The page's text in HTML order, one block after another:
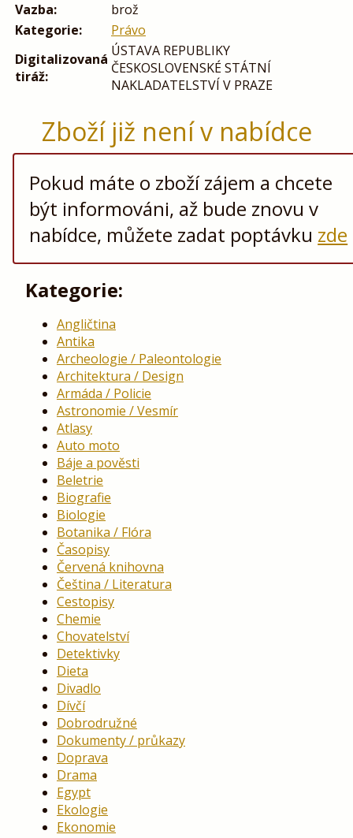
Vazba:
brož
Kategorie:
Právo
Digitalizovaná
tiráž:
ÚSTAVA REPUBLIKY
ČESKOSLOVENSKÉ STÁTNÍ
NAKLADATELSTVÍ V PRAZE
Zboží již není v nabídce
Pokud máte o zboží zájem a chcete
být informováni, až bude znovu v
nabídce, můžete zadat poptávku zde
Kategorie:
Angličtina
Antika
Archeologie / Paleontologie
Architektura / Design
Armáda / Policie
Astronomie / Vesmír
Atlasy
Auto moto
Báje a pověsti
Beletrie
Biografie
Biologie
Botanika / Flóra
Časopisy
Červená knihovna
Čeština / Literatura
Cestopisy
Chemie
Chovatelství
Detektivky
Dieta
Divadlo
Dívčí
Dobrodružné
Dokumenty / průkazy
Doprava
Drama
Egypt
Ekologie
Ekonomie